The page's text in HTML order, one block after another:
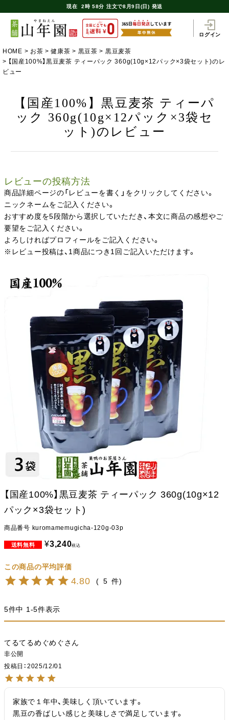
現在 2時 58分 注文で8月9日(日) 発送
ログイン
HOME お茶 健康茶 黒豆茶
黒豆麦茶
【国産100%】黒豆麦茶 ティーパック 360g(10g×12パック×3袋セット)のレ
ビュー
【国産100%】黒豆麦茶 ティーパ
ック 360g(10g×12パック×3袋セ
ット)のレビュー
レビューの投稿方法
商品詳細ページの「レビューを書く」をクリックしてください。
ニックネームをご記入ください。
おすすめ度を5段階から選択していただき、本文に商品の感想やご
要望をご記入ください。
よろしければプロフィールをご記入ください。
※レビュー投稿は、1商品につき1回ご記入いただけます。
【国産100%】黒豆麦茶 ティーパック 360g(10g×12
パック×3袋セット)
商品番号 kuromamemugicha-120g-03p
¥3,240税込
4.80 5
5件中 1-5件表示
てるてるめぐめぐ
非公開
投稿日
2025/12/01
家族で１年中、美味しく頂いています。
黒豆の香ばしい感じと美味しさで満足しています。